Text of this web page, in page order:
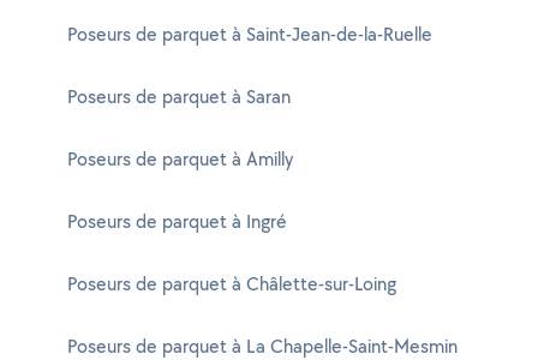
Poseurs de parquet à Saint-Jean-de-la-Ruelle
Poseurs de parquet à Saran
Poseurs de parquet à Amilly
Poseurs de parquet à Ingré
Poseurs de parquet à Châlette-sur-Loing
Poseurs de parquet à La Chapelle-Saint-Mesmin